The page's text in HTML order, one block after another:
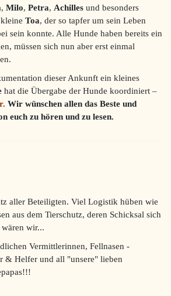
, Milo, Petra, Achilles und besonders
Toa, der so tapfer um sein Leben
sein konnte. Alle Hunde haben bereits ein
müssen sich nun aber erst einmal
dieser Ankunft ein kleines
hat die Übergabe der Hunde koordiniert –
Wir wünschen allen das Beste und
euch zu hören und zu lesen.
aller Beteiligten. Viel Logistik hüben wie
aus dem Tierschutz, deren Schicksal sich
wir...
Vermittlerinnen, Fellnasen -
& Helfer und all "unsere" lieben